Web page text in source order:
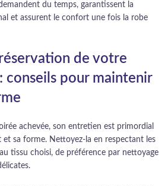
du temps, garantissent la
et assurent le confort une fois la robe
de votre
conseils pour maintenir
achevée, son entretien est primordial
et sa forme. Nettoyez-la en respectant les
tissu choisi, de préférence par nettoyage